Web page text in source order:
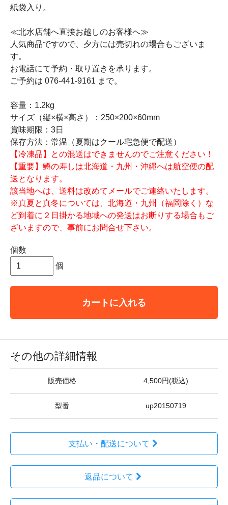
紙袋入り。
≪北水店舗へ直接お越しのお客様へ≫
人気商品ですので、夕方には売切れの場合もございま
す。
お電話にて予約・取り置きを承ります。
ご予約は 076-441-9161 まで。
容量：1.2kg
サイズ（縦×横×高さ）：250×200×60mm
賞味期限：3日
保存方法：常温（夏期はクール宅急便で配送）
【冷凍品】との混送はできませんのでご注意ください！
【重要】鱒の寿しは北海道・九州・沖縄へは航空便の配
送となります。
該当地へは、送料は改めてメールでご連絡いたします。
※真夏と真冬については、北海道・九州（福岡除く）な
ど到着に２日掛かる地域への発送はお断りする場合もご
ざいますので、事前にお問合せ下さい。
個数
個
カートに入れる
その他の詳細情報
販売価格 4,500円(税込)
型番 up20150719
支払い・配送について
返品について